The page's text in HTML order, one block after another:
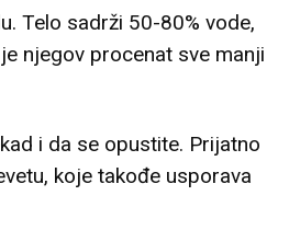
Telo sadrži 50-80% vode,
njegov procenat sve manji
i da se opustite. Prijatno
koje takođe usporava